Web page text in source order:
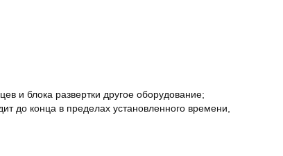
и блока развертки другое оборудование;
до конца в пределах установленного времени,